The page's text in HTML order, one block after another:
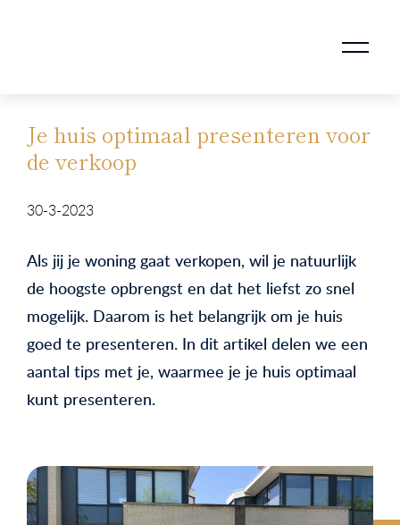
Je huis optimaal presenteren voor
de verkoop
30-3-2023
Als jij je woning gaat verkopen, wil je natuurlijk
de hoogste opbrengst en dat het liefst zo snel
mogelijk. Daarom is het belangrijk om je huis
goed te presenteren. In dit artikel delen we een
aantal tips met je, waarmee je je huis optimaal
kunt presenteren.